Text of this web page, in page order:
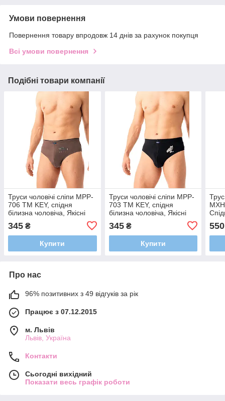
Умови повернення
Повернення товару впродовж 14 днів за рахунок покупця
Всі умови повернення
Подібні товари компанії
Труси чоловічі сліпи MPP-
706 ТМ KEY, спідня
білизна чоловіча, Якісні
бавовна L
345 ₴
Купити
Труси чоловічі сліпи MPP-
703 ТМ KEY, спідня
білизна чоловіча, Якісні
бавовна L
345₴
Купити
550
Про нас
96% позитивних з 49 відгуків за рік
Працює з 07.12.2015
м. Львів
Львів, Україна
Контакти
Сьогодні вихідний
Показати весь графік роботи